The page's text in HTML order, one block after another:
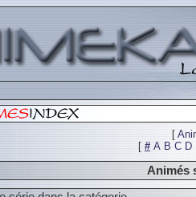
[
[ # A B C D
Animés